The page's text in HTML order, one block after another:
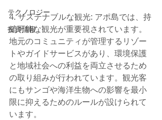
テクノロジー
投資情報
4. サステナブルな観光: アポ島では、持
続可能な観光が重要視されています。
地元のコミュニティが管理するリゾー
トやガイドサービスがあり、環境保護
と地域社会への利益を両立させるため
の取り組みが行われています。観光客
にもサンゴや海洋生物への影響を最小
限に抑えるためのルールが設けられて
います。